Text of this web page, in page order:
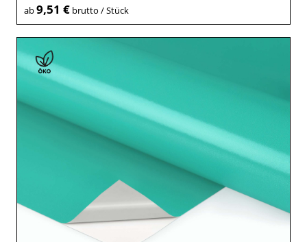
ab9,51 €brutto / Stück